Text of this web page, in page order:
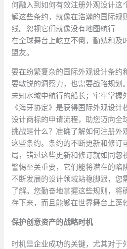
何融入到如何有效注册外观设计这
解这些条约，就像在浩瀚的国际规
线。忽视它们就像没有地图航行
在全球舞台上屹立不倒，勤勉和及
盟友。
要在纷繁复杂的国际外观设计条约
要敏锐的洞察力，也需要战略规划
未知水域中航行的船长；牢牢掌握
《海牙协定》是获得国际外观设
设计商标的申请流程，助您迈向全
挑战是什么？准确了解如何注册外
这些条约。条约的不断更新和修订
局，错过这些更新和修订就如同忽
警惕至关重要，它们能将潜在的陷
不断发展的设计领域站稳脚跟，您
了解。您勤奋地掌握这些规则，将
存下来，而且能够在世界舞台上蓬
保护创意资产的战略时机
时机是企业成功的关键，尤其对于